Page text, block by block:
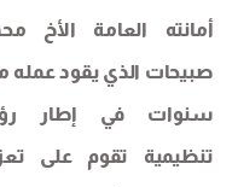
أمانته العامة الأخ محمد
صبيحات الذي يقود عمله منذ
سنوات في إطار رؤية
تنظيمية تقوم على تعزيز